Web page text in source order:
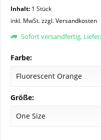
Inhalt: 1 Stück
inkl. MwSt.zzgl. Versandkosten
Sofort versandfertig,
Farbe:
Größe: